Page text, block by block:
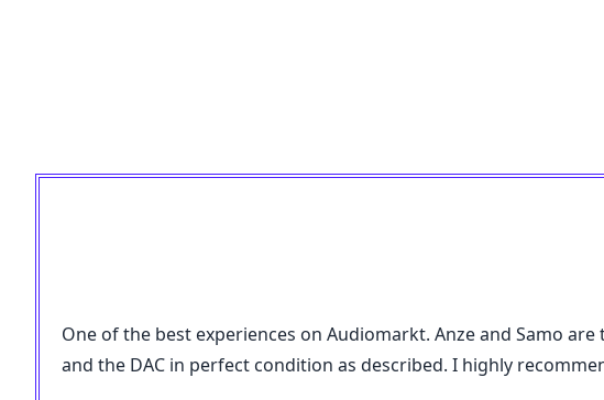
One of the best experiences on Audiomarkt. Anze and Samo
and the DAC in perfect condition as described. I highly